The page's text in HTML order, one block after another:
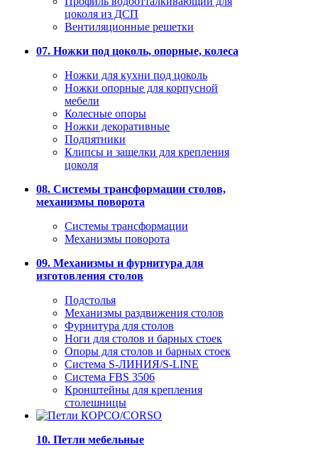
цоколя из ДСП
Вентиляционные решетки
07. Ножки под цоколь, опорные, колеса
Ножки для кухни под цоколь
Ножки опорные для корпусной
мебели
Колесные опоры
Ножки декоративные
Подпятники
Клипсы и защелки для крепления
цоколя
08. Системы трансформации столов,
механизмы поворота
Системы трансформации
Механизмы поворота
09. Механизмы и фурнитура для
изготовления столов
Подстолья
Механизмы раздвижения столов
Фурнитура для столов
Ноги для столов и барных стоек
Опоры для столов и барных стоек
Система S-ЛИНИЯ/S-LINE
Система FBS 3506
Кронштейны для крепления
столешницы
10. Петли мебельные